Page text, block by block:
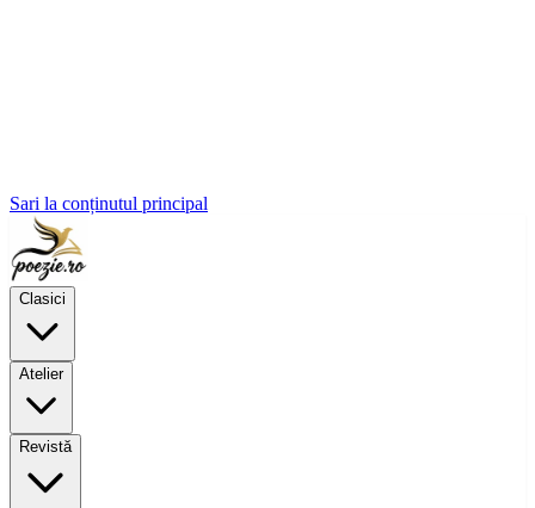
Sari la conținutul principal
Clasici
Atelier
Revistă